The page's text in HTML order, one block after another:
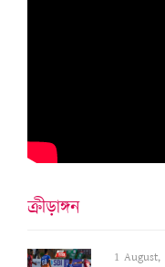
ক্ৰীড়াঙ্গন
1 August,